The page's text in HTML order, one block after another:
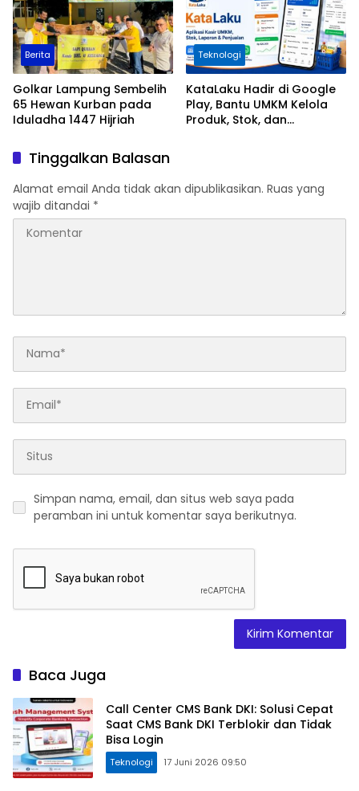
Berita
Golkar Lampung Sembelih
65 Hewan Kurban pada
Iduladha 1447 Hijriah
Teknologi
KataLaku Hadir di Google
Play, Bantu UMKM Kelola
Produk, Stok, dan
Tinggalkan Balasan
Alamat email Anda tidak akan dipublikasikan. Ruas yang
wajib ditandai *
Simpan nama, email, dan situs web saya pada
peramban ini untuk komentar saya berikutnya.
Baca Juga
Call Center CMS Bank DKI: Solusi Cepat
Saat CMS Bank DKI Terblokir dan Tidak
Bisa Login
Teknologi 17 Juni 2026 09:50